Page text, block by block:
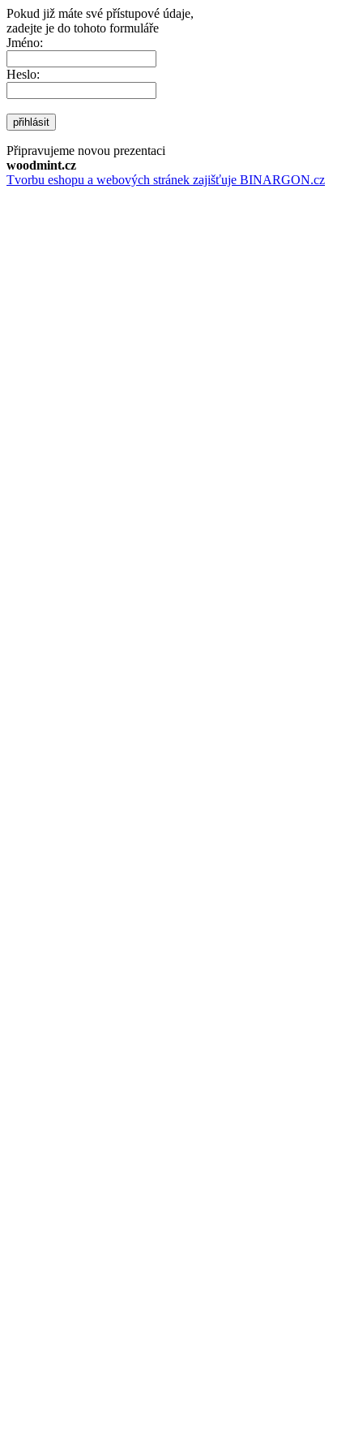
Pokud již máte své přístupové údaje,
zadejte je do tohoto formuláře
Jméno:
Heslo:
přihlásit
Připravujeme novou prezentaci
woodmint.cz
Tvorbu eshopu a webových stránek zajišťuje BINARGON.cz